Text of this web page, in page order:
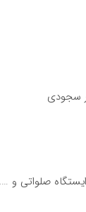
صلواتی و